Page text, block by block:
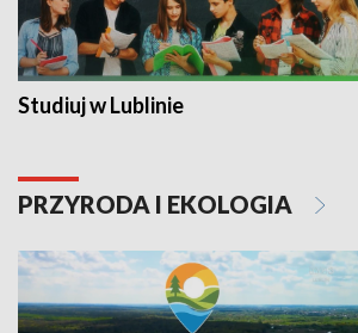
Studiuj w Lublinie
PRZYRODA I EKOLOGIA